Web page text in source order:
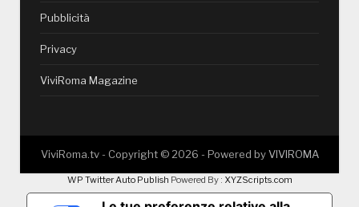
Pubblicità
Privacy
ViviRoma Magazine
ViviRoma.tv - Copyright ©2026 - Powered byVIVIROMA
WP Twitter Auto Publish Powered By : XYZScripts.com